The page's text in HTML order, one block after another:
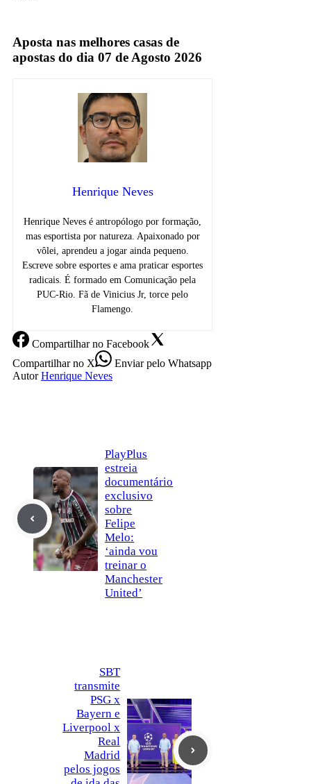
Aposta nas melhores casas de
apostas do dia 07 de Agosto 2026
Henrique Neves
Henrique Neves é antropólogo por formação,
mas esportista por natureza. Apaixonado por
vôlei, aprendeu a jogar ainda pequeno.
Escreve sobre esportes e ama praticar esportes
radicais. É formado em Comunicação pela
PUC-Rio. Fã de Vinicius Jr, torce pelo
Flamengo.
Compartilharno Facebook
Compartilharno X Enviarpelo Whatsapp
Autor Henrique Neves
PlayPlus
estreia
documentário
exclusivo
sobre
Felipe
Melo:
‘ainda vou
treinar o
Manchester
United’
SBT
transmite
PSG x
Bayern e
Liverpool x
Real
Madrid
pelos jogos